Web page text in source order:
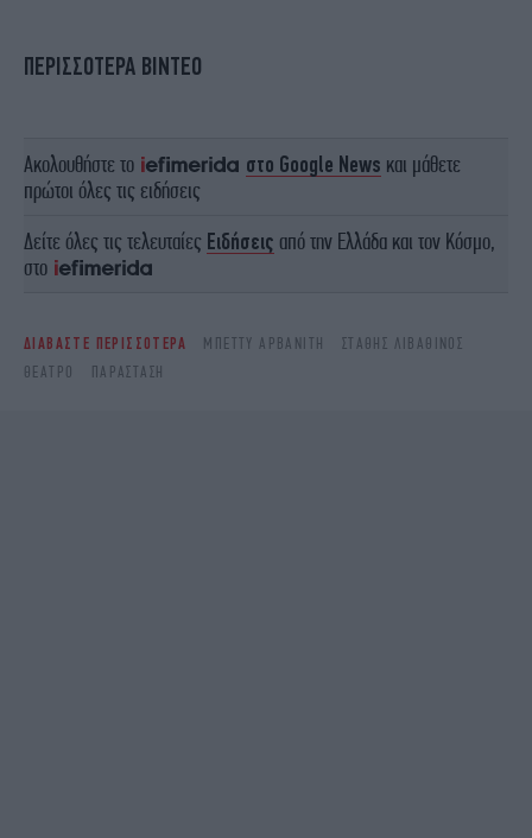
ΠΕΡΙΣΣΟΤΕΡΑ ΒΙΝΤΕΟ
Ακολουθήστε το στο Google News και μάθετε
πρώτοι όλες τις ειδήσεις
Δείτε όλες τις τελευταίες Ειδήσεις από την Ελλάδα και τον Κόσμο,
στο
ΔΙΑΒΑΣΤΕ ΠΕΡΙΣΣΟΤΕΡΑ ΜΠΈΤΤΥ ΑΡΒΑΝΊΤΗ
ΣΤΆΘΗΣ ΛΙΒΑΘΙΝΌΣ
ΘΈΑΤΡΟ
ΠΑΡΆΣΤΑΣΗ